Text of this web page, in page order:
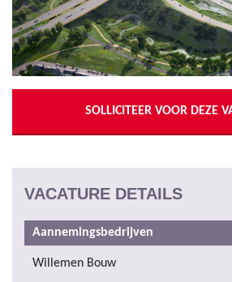
SOLLICITEER VOOR DEZE
VACATURE DETAILS
Aannemingsbedrijven
Willemen Bouw